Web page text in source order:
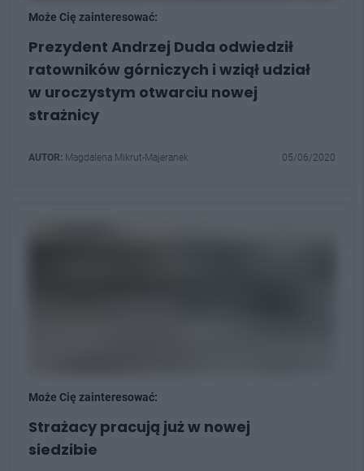
Może Cię zainteresować:
Prezydent Andrzej Duda odwiedził
ratowników górniczych i wziął udział
w uroczystym otwarciu nowej
strażnicy
AUTOR: Magdalena Mikrut-Majeranek 05/06/2020
Może Cię zainteresować:
Strażacy pracują już w nowej
siedzibie